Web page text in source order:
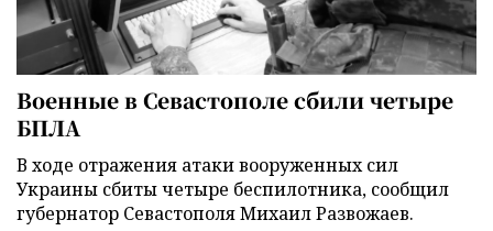
Военные в Севастополе сбили четыре
БПЛА
В ходе отражения атаки вооруженных сил
Украины сбиты четыре беспилотника, сообщил
губернатор Севастополя Михаил Развожаев.